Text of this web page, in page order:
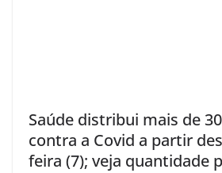
Saúde distribui mais de
contra a Covid a partir
feira (7); veja quantidade